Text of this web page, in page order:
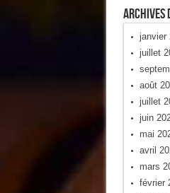
Archives
janvier
juillet
août
juillet
juin
mai
avril
mars
février